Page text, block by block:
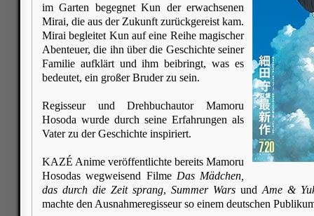
im Garten begegnet Kun der erwachsenen
Mirai, die aus der Zukunft zurückgereist kam.
Mirai begleitet Kun auf eine Reihe magischer
Abenteuer, die ihn über die Geschichte seiner
Familie aufklärt und ihm beibringt, was es
bedeutet, ein großer Bruder zu sein.
Regisseur und Drehbuchautor Mamoru
Hosoda wurde durch seine Erfahrungen als
Vater zu der Geschichte inspiriert.
KAZÉ Anime veröffentlichte bereits Mamoru
Hosodas wegweisend Filme Das Mädchen,
das durch die Zeit sprang, Summer Wars und Ame &
machte den Ausnahmeregisseur so einem deutschen